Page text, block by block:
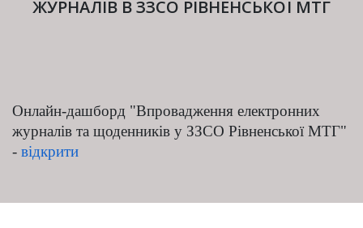
ЖУРНАЛІВ В ЗЗСО РІВНЕНСЬКОЇ МТГ
Онлайн-дашборд "Впровадження електронних
журналів та щоденників у ЗЗСО Рівненської МТГ"
- відкрити